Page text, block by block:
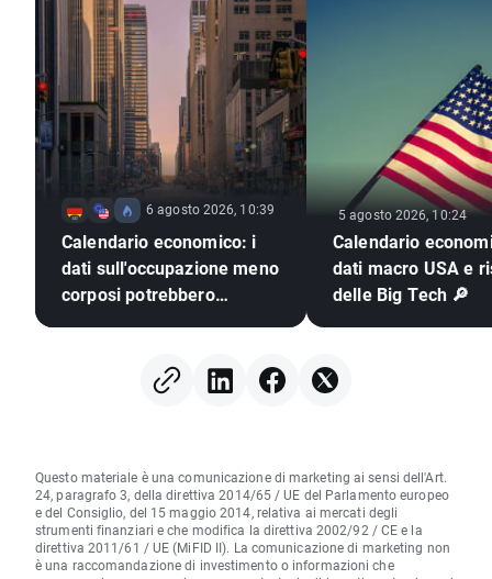
6 agosto 2026, 10:39
Calendario economico: i
dati sull'occupazione meno
corposi potrebbero
5 agosto 2026, 10:24
Calendario
dati macro USA e
delle Big Tech 🔎
Questo materiale è una comunicazione di marketing ai sensi dell'Art.
24, paragrafo 3, della direttiva 2014/65 / UE del Parlamento europeo
e del Consiglio, del 15 maggio 2014, relativa ai mercati degli
strumenti finanziari e che modifica la direttiva 2002/92 / CE e la
direttiva 2011/61 / UE (MiFID II). La comunicazione di marketing non
è una raccomandazione di investimento o informazioni che